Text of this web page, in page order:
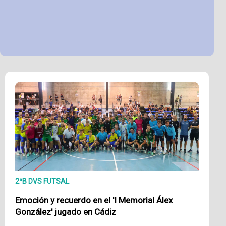
2ªB DVS FUTSAL
Emoción y recuerdo en el 'I Memorial Álex
González' jugado en Cádiz